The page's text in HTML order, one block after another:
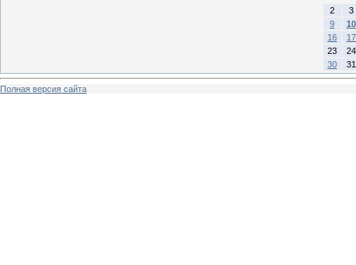
2
3
9
10
16
17
23
24
30
31
Полная версия сайта